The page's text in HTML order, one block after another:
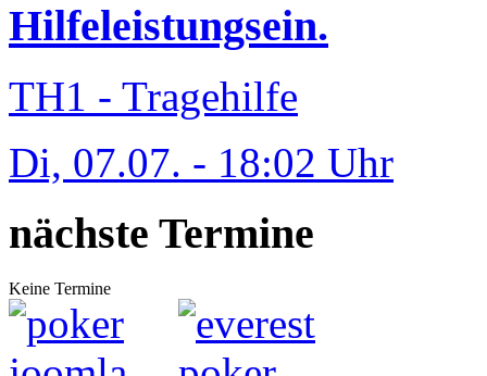
Hilfeleistungsein.
TH1 - Tragehilfe
Di, 07.07. - 18:02 Uhr
nächste Termine
Keine Termine